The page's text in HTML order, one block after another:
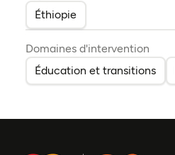
Éthiopie
Domaines d'intervention
Éducation et transitions